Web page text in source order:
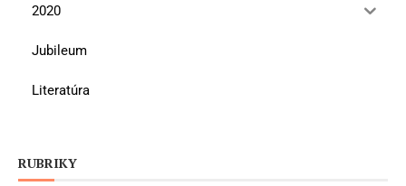
2020
Jubileum
Literatúra
RUBRIKY